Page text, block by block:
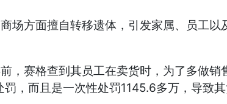
方面擅自转移遗体，引发家属、员工以
赛格查到其员工在卖货时，为了多做销
，而且是一次性处罚1145.6多万，导致